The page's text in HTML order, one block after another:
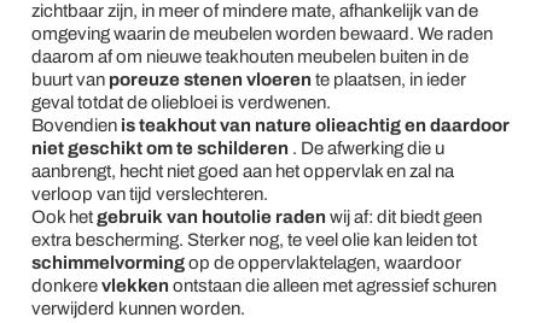
zichtbaar zijn, in meer of mindere mate, afhankelijk van de
omgeving waarin de meubelen worden bewaard. We raden
daarom af om nieuwe teakhouten meubelen buiten in de
buurt van poreuze stenen vloeren te plaatsen, in ieder
geval totdat de oliebloei is verdwenen.
Bovendien is teakhout van nature olieachtig en daardoor
niet geschikt om te schilderen . De afwerking die u
aanbrengt, hecht niet goed aan het oppervlak en zal na
verloop van tijd verslechteren.
Ook hetgebruik van houtolie raden wij af: dit biedt geen
extra bescherming. Sterker nog, te veel olie kan leiden tot
schimmelvormingop de oppervlaktelagen, waardoor
donkerevlekken ontstaan die alleen met agressief schuren
verwijderd kunnen worden.